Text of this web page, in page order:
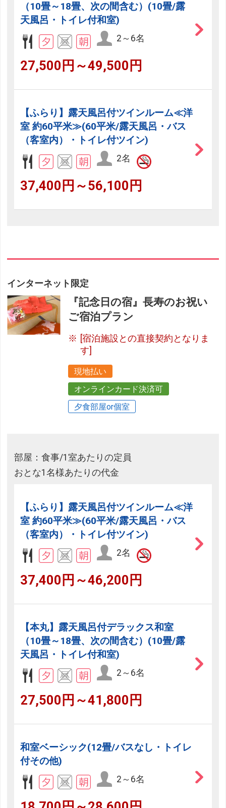
（10畳～18畳、次の間含む）(10畳/露
天風呂・トイレ付和室)
2～6名
27,500円～49,500円
【ふらり】露天風呂付ツインルーム≪洋
室 約60平米≫(60平米/露天風呂・バス
（客室内）・トイレ付ツイン)
2名
37,400円～56,100円
インターネット限定
『記念日の宿』長寿のお祝い
ご宿泊プラン
[宿泊施設との直接契約となりま
す]
現地払い
オンラインカード決済可
夕食部屋or個室
部屋：食事/1室あたりの定員
おとな1名様あたりの代金
【ふらり】露天風呂付ツインルーム≪洋
室 約60平米≫(60平米/露天風呂・バス
（客室内）・トイレ付ツイン)
2名
37,400円～46,200円
【本丸】露天風呂付デラックス和室
（10畳～18畳、次の間含む）(10畳/露
天風呂・トイレ付和室)
2～6名
27,500円～41,800円
和室ベーシック(12畳/バスなし・トイレ
付その他)
2～6名